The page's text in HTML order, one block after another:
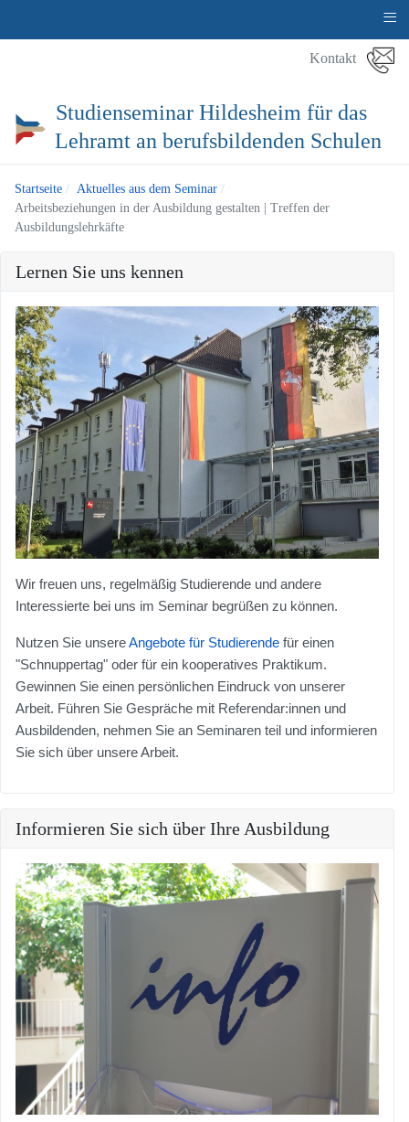
Kontakt
Studienseminar Hildesheim für das
Lehramt an berufsbildenden Schulen
Startseite
Aktuelles aus dem Seminar
Arbeitsbeziehungen in der Ausbildung gestalten | Treffen der
Ausbildungslehrkäfte
Lernen Sie uns kennen
Wir freuen uns, regelmäßig Studierende und andere
Interessierte bei uns im Seminar begrüßen zu können.
Nutzen Sie unsereAngebote für Studierende für einen
"Schnuppertag" oder für ein kooperatives Praktikum.
Gewinnen Sie einen persönlichen Eindruck von unserer
Arbeit. Führen Sie Gespräche mit Referendar:innen und
Ausbildenden, nehmen Sie an Seminaren teil und informieren
Sie sich über unsere Arbeit.
Informieren Sie sich über Ihre Ausbildung
≡